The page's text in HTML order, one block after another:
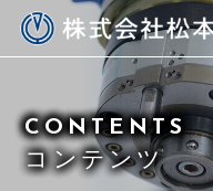
当社について
代表紹介
CONTENTS
コンテンツ